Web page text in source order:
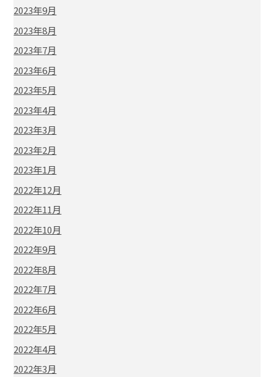
2023年9月
2023年8月
2023年7月
2023年6月
2023年5月
2023年4月
2023年3月
2023年2月
2023年1月
2022年12月
2022年11月
2022年10月
2022年9月
2022年8月
2022年7月
2022年6月
2022年5月
2022年4月
2022年3月